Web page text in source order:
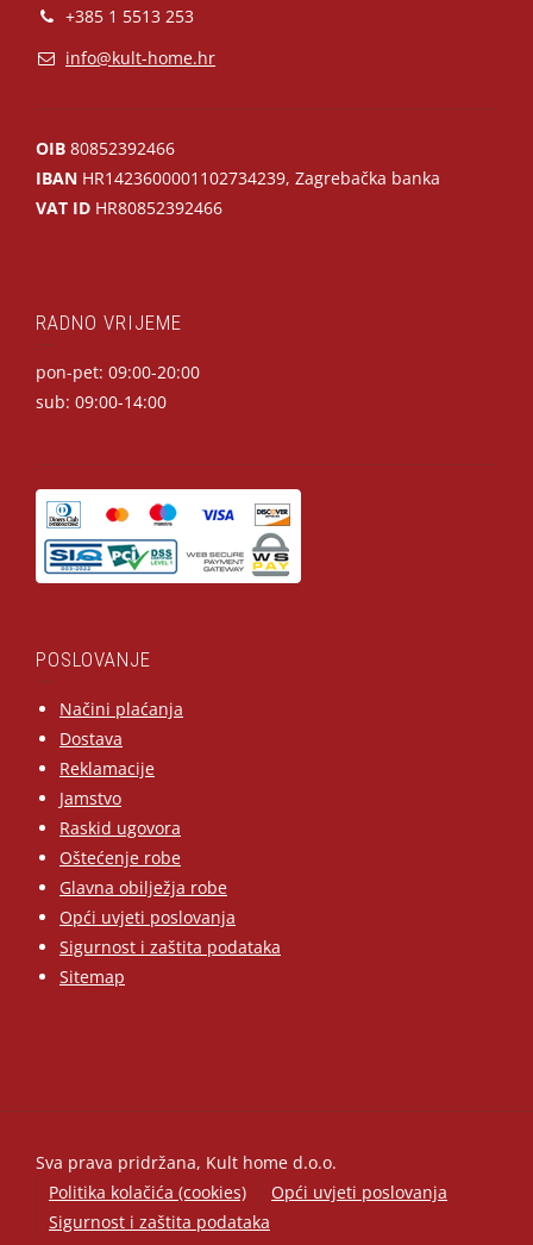
+385 1 5513 253
info@kult-home.hr
OIB 80852392466
IBAN HR1423600001102734239, Zagrebačka banka
VAT ID HR80852392466
RADNO VRIJEME
pon-pet: 09:00-20:00
sub: 09:00-14:00
POSLOVANJE
Načini plaćanja
Dostava
Reklamacije
Jamstvo
Raskid ugovora
Oštećenje robe
Glavna obilježja robe
Opći uvjeti poslovanja
Sigurnost i zaštita podataka
Sitemap
Sva prava pridržana, Kult home d.o.o.
Politika kolačića (cookies)
Opći uvjeti poslovanja
Sigurnost i zaštita podataka